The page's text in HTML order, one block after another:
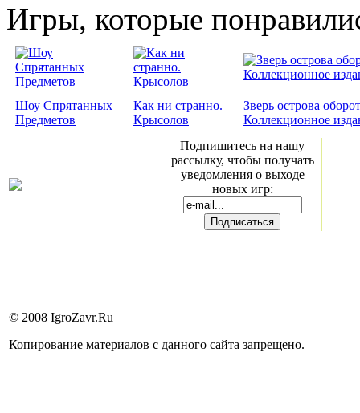
Игры, которые
Шоу Спрятанных
Предметов
Как ни странно.
Крысолов
Зверь острова
Коллекционное
Подпишитесь на нашу
рассылку, чтобы получать
уведомления о выходе
новых игр:
© 2008 IgroZavr.Ru
Копирование материалов с данного сайта запрещено.